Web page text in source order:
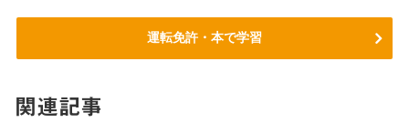
運転免許・本で学習
関連記事